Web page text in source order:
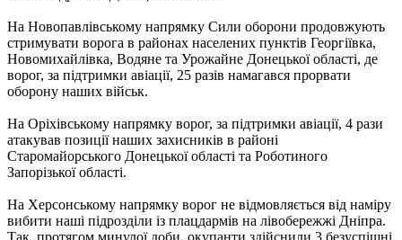
На Новопавлівському напрямку Сили оборони продовжують
стримувати ворога в районах населених пунктів Георгіївка,
Новомихайлівка, Водяне та Урожайне Донецької області, де
ворог, за підтримки авіації, 25 разів намагався прорвати
оборону наших військ.
На Оріхівському напрямку ворог, за підтримки авіації, 4 рази
атакував позиції наших захисників в районі
Старомайорського Донецької області та Роботиного
Запорізької області.
На Херсонському напрямку ворог не відмовляється від наміру
вибити наші підрозділи із плацдармів на лівобережжі Дніпра.
Так, протягом минулої доби, окупанти здійснили 3 безуспішні